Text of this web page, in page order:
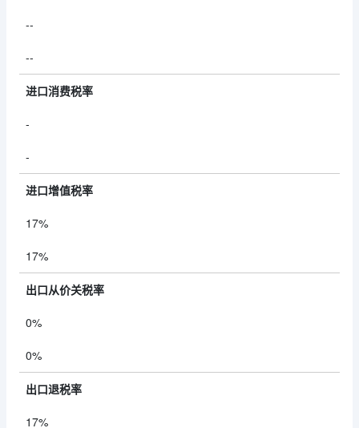
--
--
进口消费税率
-
-
进口增值税率
17%
17%
出口从价关税率
0%
0%
出口退税率
17%